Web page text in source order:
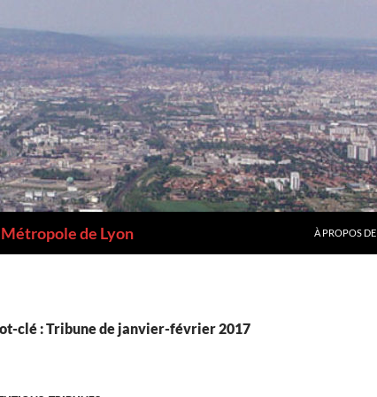
de Lyon À PROPOS DE
clé : Tribune de janvier-février 2017